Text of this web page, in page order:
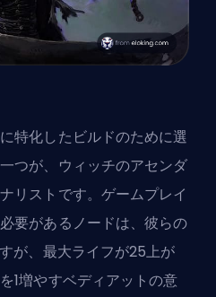
特化したビルドのために選
つが、ウィッチのアセンダ
リストです。ゲームプレイ
要があるノードは、彼らの
が、最大ライフが25上が
1増やすベディアットの意